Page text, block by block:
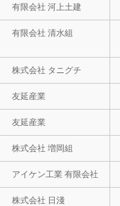
有限会社 河上土建
有限会社 清水組
株式会社 タニグチ
友延産業
友延産業
株式会社 増岡組
アイケン工業 有限会社
株式会社 日淺